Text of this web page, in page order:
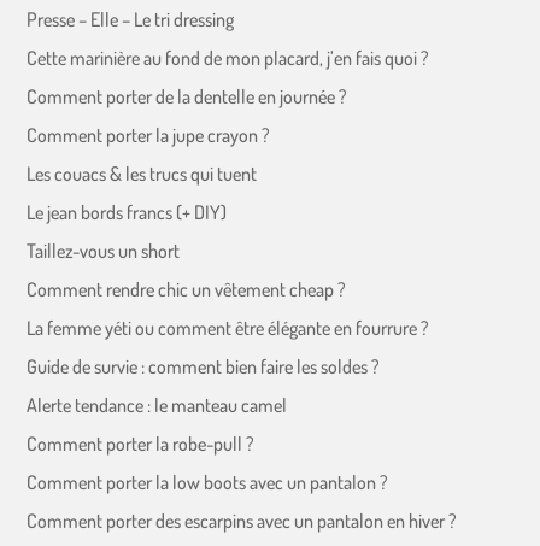
Presse – Elle – Le tri dressing
Cette marinière au fond de mon placard, j’en fais quoi ?
Comment porter de la dentelle en journée ?
Comment porter la jupe crayon ?
Les couacs & les trucs qui tuent
Le jean bords francs (+ DIY)
Taillez-vous un short
Comment rendre chic un vêtement cheap ?
La femme yéti ou comment être élégante en fourrure ?
Guide de survie : comment bien faire les soldes ?
Alerte tendance : le manteau camel
Comment porter la robe-pull ?
Comment porter la low boots avec un pantalon ?
Comment porter des escarpins avec un pantalon en hiver ?